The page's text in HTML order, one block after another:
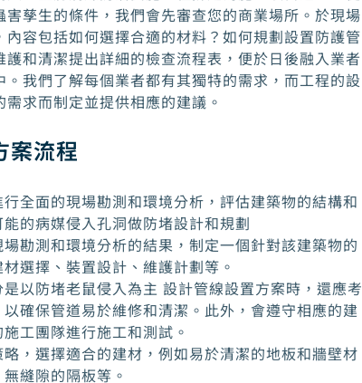
孳生的條件，我們會先審查您的商業場所。於現場
容包括如何選擇合適的材料？如何規劃設置防護管
和清潔提出詳細的檢查流程表，便於日後融入業者
我們了解每個業者都有其獨特的需求，而工程的設
求而制定並提供相應的建議。
案流程
全面的現場勘測和環境分析，評估建築物的結構和
的病媒侵入孔洞做防堵設計和規劃
勘測和環境分析的結果，制定一個針對該建築物的
選擇、裝置設計、維護計劃等。
以防堵老鼠侵入為主 設計管線設置方案時，還應考
確保管道易於維修和清潔。此外，會遵守相應的建
工團隊進行施工和測試。
，選擇適合的建材，例如易於清潔的地板和牆壁材
縫隙的隔板等。